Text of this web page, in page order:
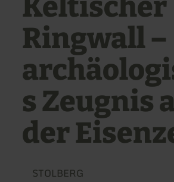
Keltischer
Ringwall –
s Zeugnis
der
STOLBERG